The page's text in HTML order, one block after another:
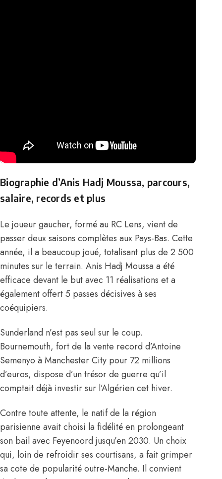
Biographie d’Anis Hadj Moussa, parcours,
salaire, records et plus
Le joueur gaucher, formé au RC Lens, vient de
passer deux saisons complètes aux Pays-Bas. Cette
année, il a beaucoup joué, totalisant plus de 2 500
minutes sur le terrain. Anis Hadj Moussa a été
efficace devant le but avec 11 réalisations et a
également offert 5 passes décisives à ses
coéquipiers.
Sunderland n’est pas seul sur le coup.
Bournemouth, fort de la vente record d’Antoine
Semenyo à Manchester City pour 72 millions
d’euros, dispose d’un trésor de guerre qu’il
comptait déjà investir sur l’Algérien cet hiver.
Contre toute attente, le natif de la région
parisienne avait choisi la fidélité en prolongeant
son bail avec Feyenoord jusqu’en 2030. Un choix
qui, loin de refroidir ses courtisans, a fait grimper
sa cote de popularité outre-Manche. Il convient